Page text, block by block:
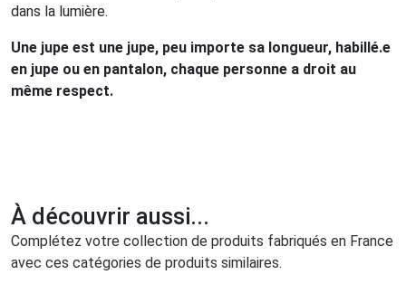
dans la lumière.
Une jupe est une jupe, peu importe sa longueur, habillé.e
en jupe ou en pantalon, chaque personne a droit au
même respect.
À découvrir aussi...
Complétez votre collection de produits fabriqués en France
avec ces catégories de produits similaires.